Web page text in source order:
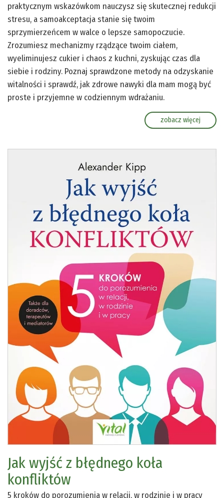
praktycznym wskazówkom nauczysz się skutecznej redukcji
stresu, a samoakceptacja stanie się twoim
sprzymierzeńcem w walce o lepsze samopoczucie.
Zrozumiesz mechanizmy rządzące twoim ciałem,
wyeliminujesz cukier i chaos z kuchni, zyskując czas dla
siebie i rodziny. Poznaj sprawdzone metody na odzyskanie
witalności i sprawdź, jak zdrowe nawyki dla mam mogą być
proste i przyjemne w codziennym wdrażaniu.
zobacz więcej
Jak wyjść z błędnego koła
konfliktów
5 kroków do porozumienia w relacji, w rodzinie i w pracy